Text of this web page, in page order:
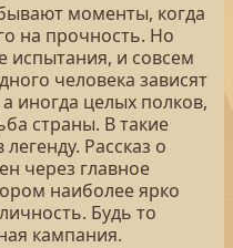
моменты, когда
на прочность. Но
испытания, и совсем
человека зависят
иногда целых полков,
страны. В такие
Рассказ о
через главное
наиболее ярко
Будь то
кампания.